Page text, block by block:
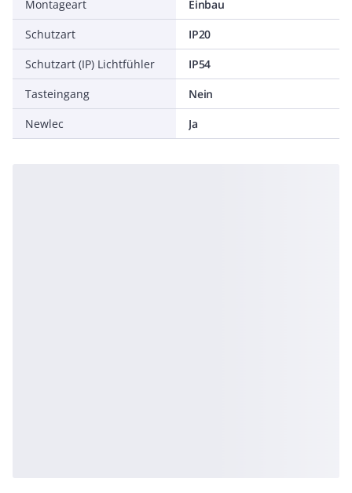
Montageart
Einbau
Schutzart
IP20
Schutzart (IP) Lichtfühler
IP54
Tasteingang
Nein
Newlec
Ja